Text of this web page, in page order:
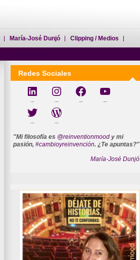
Redes Sociales
Perfil María-José Dunjó @reinventionmood cambioyreinvencion
mariajosedunjo
mjdunjo
Mi WEB
"Mi filosofía es @reinventionmood y mi
pasión, #cambioyreinvención. ¿Te apuntas?"
María-José Dunjó
María-José Dunjó Clipping / Medios